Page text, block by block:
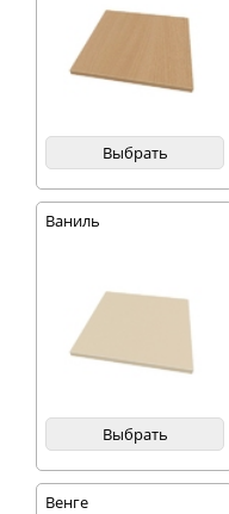
Выбрать
Ваниль
Выбрать
Венге